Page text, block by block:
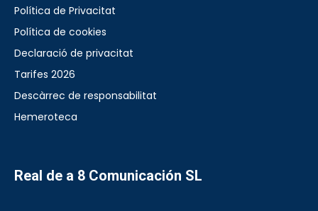
Política de Privacitat
Política de cookies
Declaració de privacitat
Tarifes 2026
Descàrrec de responsabilitat
Hemeroteca
Real de a 8 Comunicación SL